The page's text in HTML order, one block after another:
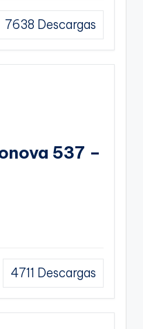
7638 Descargas
537 –
4711 Descargas